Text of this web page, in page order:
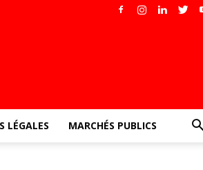
LÉGALES MARCHÉS PUBLICS